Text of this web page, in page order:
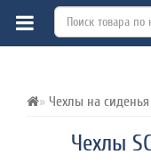
Чехлы на
Чехлы
ВСЕ О ТОВАРЕ